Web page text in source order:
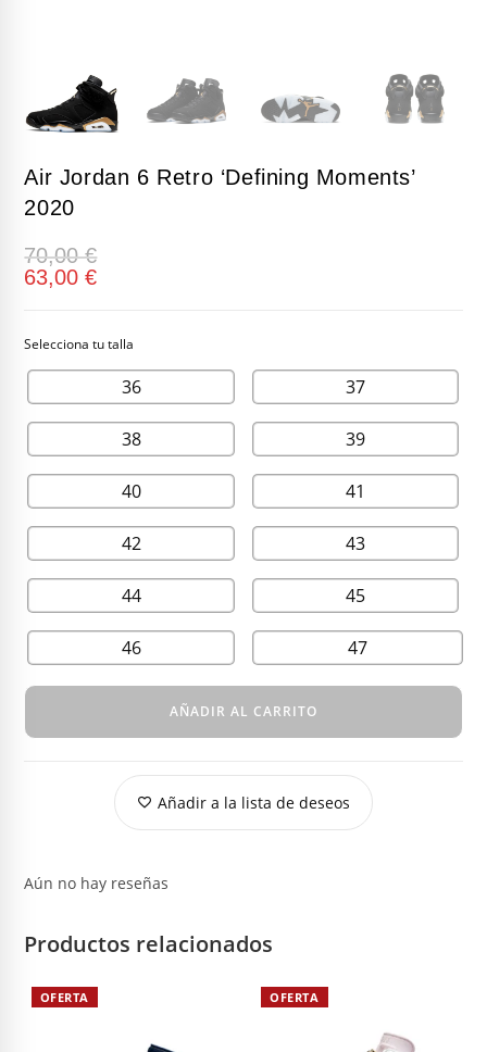
Air Jordan 6 Retro ‘Defining Moments’
2020
70,00€
63,00€
36 37
38 39
40 41
42 43
44 45
46 47
AÑADIR AL CARRITO
Añadir a la lista de deseos
Aún no hay reseñas
Productos relacionados
OFERTA OFERTA